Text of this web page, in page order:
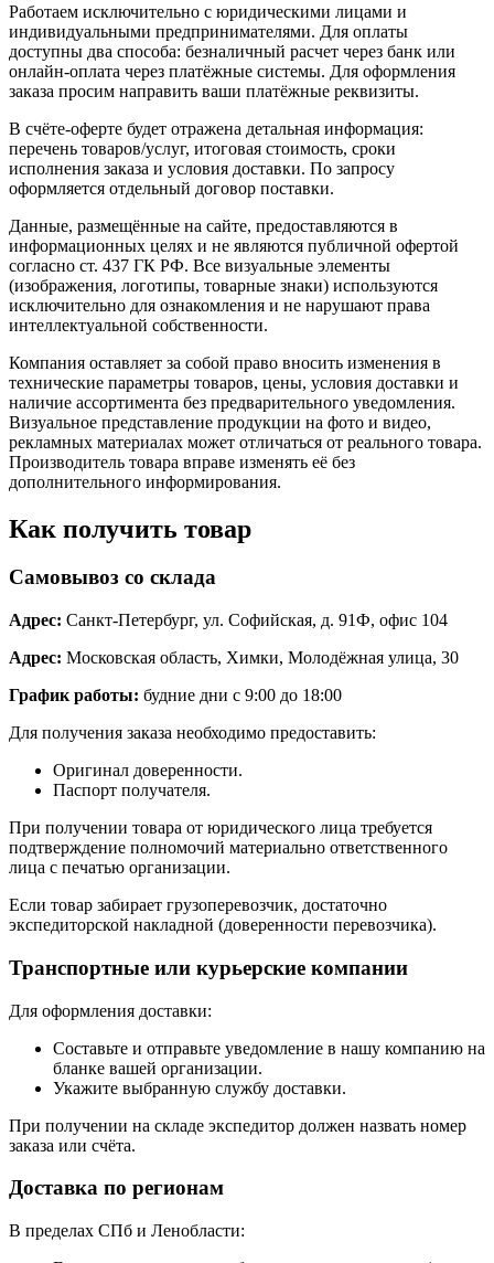
Работаем исключительно с юридическими лицами и
индивидуальными предпринимателями. Для оплаты
доступны два способа: безналичный расчет через банк или
онлайн-оплата через платёжные системы. Для оформления
заказа просим направить ваши платёжные реквизиты.
В счёте-оферте будет отражена детальная информация:
перечень товаров/услуг, итоговая стоимость, сроки
исполнения заказа и условия доставки. По запросу
оформляется отдельный договор поставки.
Данные, размещённые на сайте, предоставляются в
информационных целях и не являются публичной офертой
согласно ст. 437 ГК РФ. Все визуальные элементы
(изображения, логотипы, товарные знаки) используются
исключительно для ознакомления и не нарушают права
интеллектуальной собственности.
Компания оставляет за собой право вносить изменения в
технические параметры товаров, цены, условия доставки и
наличие ассортимента без предварительного уведомления.
Визуальное представление продукции на фото и видео,
рекламных материалах может отличаться от реального товара.
Производитель товара вправе изменять её без
дополнительного информирования.
Как получить товар
Самовывоз со склада
Адрес: Санкт-Петербург, ул. Софийская, д. 91Ф, офис 104
Адрес: Московская область, Химки, Молодёжная улица, 30
График работы: будние дни с 9:00 до 18:00
Для получения заказа необходимо предоставить:
Оригинал доверенности.
Паспорт получателя.
При получении товара от юридического лица требуется
подтверждение полномочий материально ответственного
лица с печатью организации.
Если товар забирает грузоперевозчик, достаточно
экспедиторской накладной (доверенности перевозчика).
Транспортные или курьерские компании
Для оформления доставки:
Составьте и отправьте уведомление в нашу компанию на
бланке вашей организации.
Укажите выбранную службу доставки.
При получении на складе экспедитор должен назвать номер
заказа или счёта.
Доставка по регионам
В пределах СПб и Ленобласти: